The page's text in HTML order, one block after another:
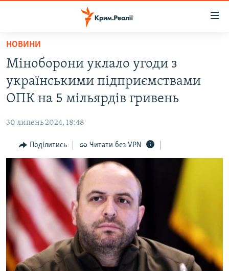
Перейти
основного
матеріалу
Перейти
до
основної
Перейти
до
пошуку
НОВИНИ
ВОДА.КРИМ
ВІДЕО ТА ФОТО
БЛОГИ
ПОГЛЯД
ІНТЕРВ'Ю
ВСЕ ЗА ДЕНЬ
СПЕЦПРОЕКТИ
ДЕПОРТАЦІЯ
ВІДЕОУРОКИ «ELIFBE»
СВІДЧЕННЯ ОКУПАЦІЇ
ЯК ОБІЙТИ БЛОКУВАННЯ
Русский
Qırımtatar
НОВИНИ
Міноборони уклало угоди з
українськими підприємствами
ОПК на 5 мільярдів гривень
30 липень 2024, 18:48
Поділитись Читати без VPN